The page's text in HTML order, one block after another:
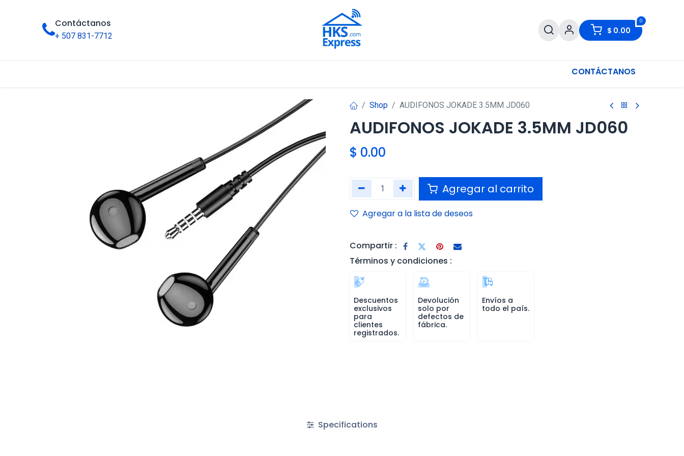
Contáctanos
+ 507 831-7712
0
$ 0.00
CONTÁCTANOS
Shop AUDIFONOS JOKADE 3.5MM JD060
AUDIFONOS JOKADE 3.5MM JD060
$ 0.00
Agregar al carrito
Agregar a la lista de deseos
Compartir :
Términos y condiciones :
Descuentos
exclusivos
para
clientes
registrados.
Devolución
solo por
defectos de
fábrica.
Envíos a
todo el país.
Specifications